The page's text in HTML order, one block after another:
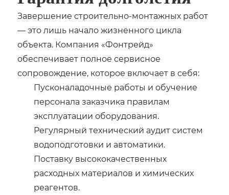
Завершение строительно-монтажных работ
— это лишь начало жизненного цикла
объекта. Компания «Фонтрейд»
обеспечивает полное сервисное
сопровождение‚ которое включает в себя:
Пусконаладочные работы и обучение
персонала заказчика правилам
эксплуатации оборудования.
Регулярный технический аудит систем
водоподготовки и автоматики.
Поставку высококачественных
расходных материалов и химических
реагентов.